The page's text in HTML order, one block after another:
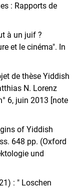
: Rapports de
à un juif ?
et le cinéma". In
de thèse Yiddish
N. Lorenz
6, juin 2013 [note
of Yiddish
648 pp. (Oxford
und
: " Loschen